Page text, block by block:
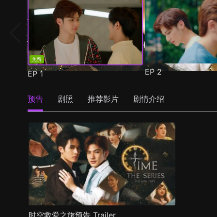
免费
EP1 EP 2
预告 剧照 推荐影片 剧情介绍
时空救爱之旅预告 Trailer